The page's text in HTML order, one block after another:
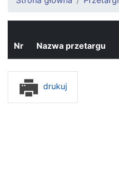
Nr Nazwa przetargu
drukuj